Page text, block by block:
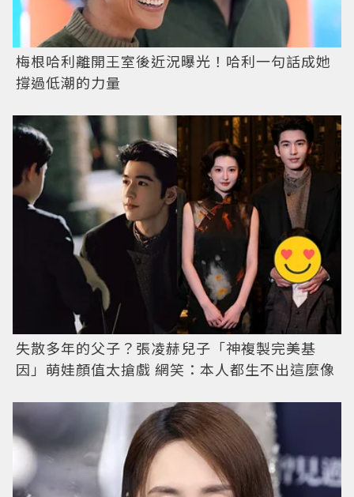
梅根哈利離開王室後近況曝光！哈利一句話成她
撐過低潮的力量
失散多年的父子？張凌赫兒子「神複製完美基
因」萌娃顏值太搶戲 網笑：本人都生不出這麼像